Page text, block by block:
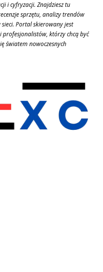
i cyfryzacji. Znajdziesz tu
sprzętu, analizy trendów
Portal skierowany jest
którzy chcą być
światem nowoczesnych